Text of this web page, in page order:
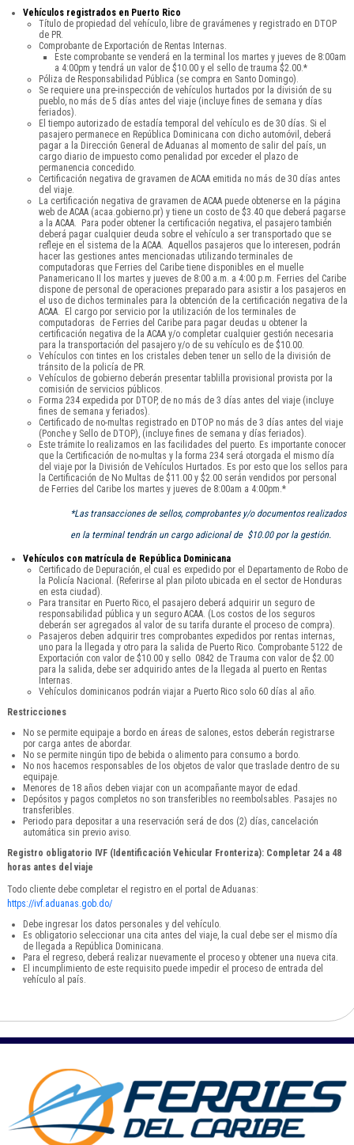
Vehículos registrados en Puerto Rico
Título de propiedad del vehículo, libre de gravámenes y registrado en DTOP
de PR.
Comprobante de Exportación de Rentas Internas.
Este comprobante se venderá en la terminal los martes y jueves de 8:00am
a 4:00pm y tendrá un valor de $10.00 y el sello de trauma $2.00.*
Póliza de Responsabilidad Pública (se compra en Santo Domingo).
Se requiere una pre-inspección de vehículos hurtados por la división de su
pueblo, no más de 5 días antes del viaje (incluye fines de semana y días
feriados).
El tiempo autorizado de estadía temporal del vehículo es de 30 días. Si el
pasajero permanece en República Dominicana con dicho automóvil, deberá
pagar a la Dirección General de Aduanas al momento de salir del país, un
cargo diario de impuesto como penalidad por exceder el plazo de
permanencia concedido.
Certificación negativa de gravamen de ACAA emitida no más de 30 días antes
del viaje.
La certificación negativa de gravamen de ACAA puede obtenerse en la página
web de ACAA (acaa.gobierno.pr) y tiene un costo de $3.40 que deberá pagarse
a la ACAA. Para poder obtener la certificación negativa, el pasajero también
deberá pagar cualquier deuda sobre el vehículo a ser transportado que se
refleje en el sistema de la ACAA. Aquellos pasajeros que lo interesen, podrán
hacer las gestiones antes mencionadas utilizando terminales de
computadoras que Ferries del Caribe tiene disponibles en el muelle
Panamericano II los martes y jueves de 8:00 a.m. a 4:00 p.m. Ferries del Caribe
dispone de personal de operaciones preparado para asistir a los pasajeros en
el uso de dichos terminales para la obtención de la certificación negativa de la
ACAA. El cargo por servicio por la utilización de los terminales de
computadoras de Ferries del Caribe para pagar deudas u obtener la
certificación negativa de la ACAA y/o completar cualquier gestión necesaria
para la transportación del pasajero y/o de su vehículo es de $10.00.
Vehículos con tintes en los cristales deben tener un sello de la división de
tránsito de la policía de PR.
Vehículos de gobierno deberán presentar tablilla provisional provista por la
comisión de servicios públicos.
Forma 234 expedida por DTOP, de no más de 3 días antes del viaje (incluye
fines de semana y feriados).
Certificado de no-multas registrado en DTOP no más de 3 días antes del viaje
(Ponche y Sello de DTOP), (incluye fines de semana y días feriados).
Este trámite lo realizamos en las facilidades del puerto. Es importante conocer
que la Certificación de no-multas y la forma 234 será otorgada el mismo día
del viaje por la División de Vehículos Hurtados. Es por esto que los sellos para
la Certificación de No Multas de $11.00 y $2.00 serán vendidos por personal
de Ferries del Caribe los martes y jueves de 8:00am a 4:00pm.*
*Las transacciones de sellos, comprobantes y/o documentos realizados
en la terminal tendrán un cargo adicional de $10.00 por la gestión.
Vehículos con matrícula de República Dominicana
Certificado de Depuración, el cual es expedido por el Departamento de Robo de
la Policía Nacional. (Referirse al plan piloto ubicada en el sector de Honduras
en esta ciudad).
Para transitar en Puerto Rico, el pasajero deberá adquirir un seguro de
responsabilidad pública y un seguro ACAA. (Los costos de los seguros
deberán ser agregados al valor de su tarifa durante el proceso de compra).
Pasajeros deben adquirir tres comprobantes expedidos por rentas internas,
uno para la llegada y otro para la salida de Puerto Rico. Comprobante 5122 de
Exportación con valor de $10.00 y sello 0842 de Trauma con valor de $2.00
para la salida, debe ser adquirido antes de la llegada al puerto en Rentas
Internas.
Vehículos dominicanos podrán viajar a Puerto Rico solo 60 días al año.
Restricciones
No se permite equipaje a bordo en áreas de salones, estos deberán registrarse
por carga antes de abordar.
No se permite ningún tipo de bebida o alimento para consumo a bordo.
No nos hacemos responsables de los objetos de valor que traslade dentro de su
equipaje.
Menores de 18 años deben viajar con un acompañante mayor de edad.
Depósitos y pagos completos no son transferibles no reembolsables. Pasajes no
transferibles.
Periodo para depositar a una reservación será de dos (2) días, cancelación
automática sin previo aviso.
Registro obligatorio IVF (Identificación Vehicular Fronteriza): Completar 24 a 48
horas antes del viaje
Todo cliente debe completar el registro en el portal de Aduanas:
https://ivf.aduanas.gob.do/
Debe ingresar los datos personales y del vehículo.
Es obligatorio seleccionar una cita antes del viaje, la cual debe ser el mismo día
de llegada a República Dominicana.
Para el regreso, deberá realizar nuevamente el proceso y obtener una nueva cita.
El incumplimiento de este requisito puede impedir el proceso de entrada del
vehículo al país.